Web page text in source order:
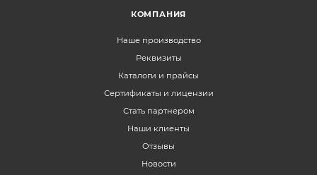
КОМПАНИЯ
Наше производство
Реквизиты
Каталоги и прайсы
Сертификаты и лицензии
Стать партнером
Наши клиенты
Отзывы
Новости